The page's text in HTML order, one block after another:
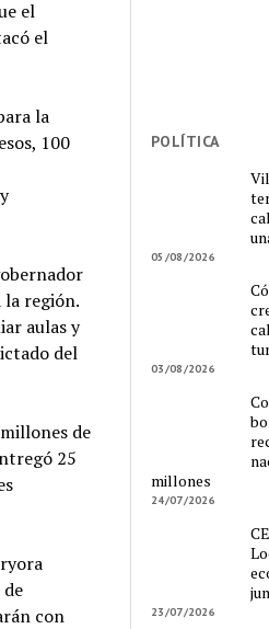
el
el
la
100
la región.
aulas y
del
de
25
con
POLÍTICA
05/08/2026
03/08/2026
millones
24/07/2026
23/07/2026